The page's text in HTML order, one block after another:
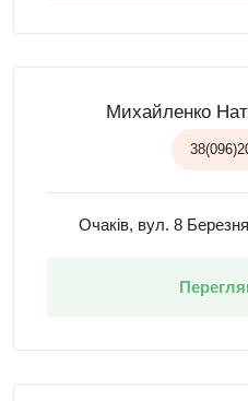
Михайленко
Очаків, вул. 8